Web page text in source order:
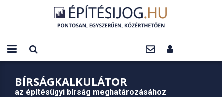
BÍRSÁGKALKULÁTOR
az építésügyi bírság meghatározásához